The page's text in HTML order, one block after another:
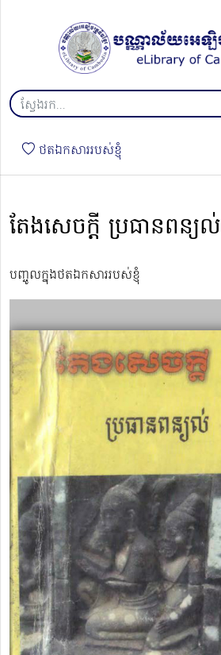
ថតឯកសាររបស់ខ្ញុំ
តែងសេចក្ដី ប្រធានពន្យល់
បញ្ចូលក្នុងថតឯកសាររបស់ខ្ញុំ